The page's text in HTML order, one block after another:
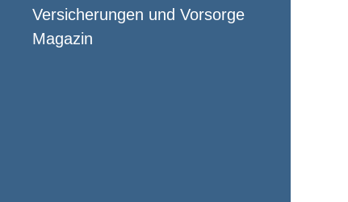
Versicherungen und Vorsorge
Magazin